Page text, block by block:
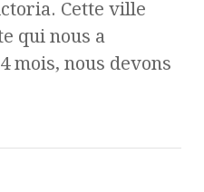
Cette ville
qui nous a
mois, nous devons